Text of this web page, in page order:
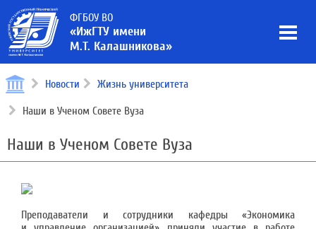
ФГБОУ ВО
«ИжГТУ имени
М.Т. Калашникова»
Новости Жизнь университета
Наши в Ученом Совете Вуза
Наши в Ученом Совете Вуза
Преподаватели и сотрудники кафедры «Экономика